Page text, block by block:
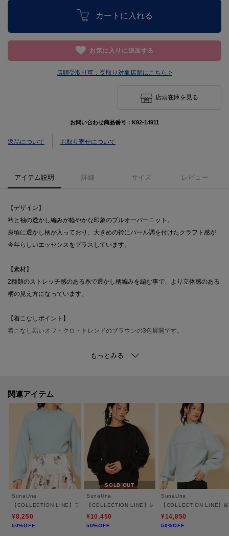
カートに入れる
お気に入りに追加する
店頭受取り可： 受取り対象店舗はこちら >
店頭在庫を見る
お問い合わせ商品番号： K92-14911
返品について お取り寄せについて
アイテム説明 詳細 サイズ レビュー
【デザイン】
衿と袖の透かし編みが軽やかな印象のプルオーバーニット。
身頃に透かし柄が入っており、大きめの衿にパール調を付けたクラフト感が
今年らしいエッセンスをプラスしています。
【素材】
2種類のストレッチ感のある糸で透かし柄編みを編む事で、より立体感のある
柄の見え方になっています。
【着こなしポイント】
着こなし易いオフ・クロ・トレンドのブラウンの3色展開です。
が異なる場合もございます。
モデル情報：身長163cm B85 W58 H92 着用サイズ：38（M）
関連アイテム
SunaUna
【COLLECTION LINE】フリルラメニット
¥8,250
50%OFF
SOLD OUT
SunaUna
【COLLECTION LINE】レース付プルオーバー
¥10,450
50%OFF
SunaUna
【COLLECTION LINE】
¥14,850
50%OFF